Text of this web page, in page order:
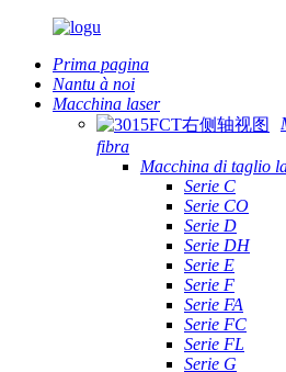
Prima pagina
Nantu à noi
Macchina laser
fibra
Macchina di taglio
Serie C
Serie CO
Serie D
Serie DH
Serie E
Serie F
Serie FA
Serie FC
Serie FL
Serie G